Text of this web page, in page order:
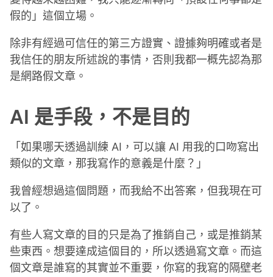
假的」這個立場。
除非有經過可信任的第三方證實、證據夠明確或者是
我信任的朋友所述說的事情，否則我都一概先認為那
是網路假文章。
AI 是手段，不是目的
「如果哪天透過訓練 AI，可以讓 AI 用我的口吻寫出
類似的文章，那我寫作的意義是什麼？」
我曾經想過這個問題，而我給不出答案，但我現在可
以了。
有些人寫文章的目的只是為了推銷自己，或是推銷某
些東西。想要達成這個目的，所以透過寫文章。而這
個文章是誰寫的其實並不重要，你寫的我寫的隔壁老